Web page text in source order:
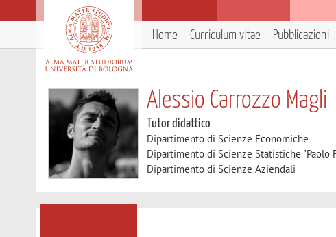
Home Curriculum vitae Pubblicazioni
Alessio Carrozzo Magli
Tutor didattico
Dipartimento di Scienze Economiche
Dipartimento di Scienze Statistiche "Paolo
Dipartimento di Scienze Aziendali